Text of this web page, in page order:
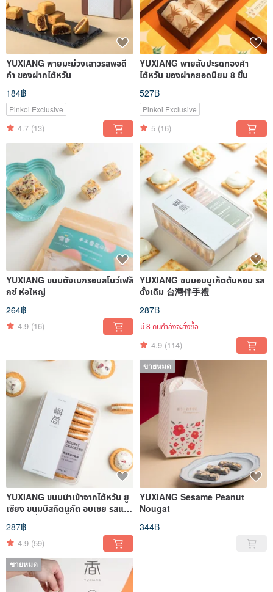
YUXIANG พายมะม่วงเสาวรสพอดี
คำ ของฝากไต้หวัน
184฿
Pinkoi Exclusive
4.7 (13)
YUXIANG พายสับปะรดทองคำ
ไต้หวัน ของฝากยอดนิยม 8 ชิ้น
527฿
Pinkoi Exclusive
5 (16)
YUXIANG ขนมตังเมกรอบสโนว์เฟล็
กซ์ ห่อใหญ่
264฿
4.9 (16)
YUXIANG ขนมอบนูเก็ตต้นหอม รส
ดั้งเดิม 台灣伴手禮
287฿
มี 8 คนกำลังจะสั่งซื้อ
4.9 (114)
YUXIANG ขนมนำเข้าจากไต้หวัน ยู
เซียง ขนมบิสกิตนูกัต อบเชย รสแค
287฿
4.9 (59)
ขายหมด
YUXIANG Sesame Peanut
Nougat
344฿
ขายหมด